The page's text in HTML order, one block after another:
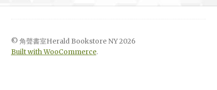
© 角聲書室Herald Bookstore NY 2026
Built with WooCommerce.